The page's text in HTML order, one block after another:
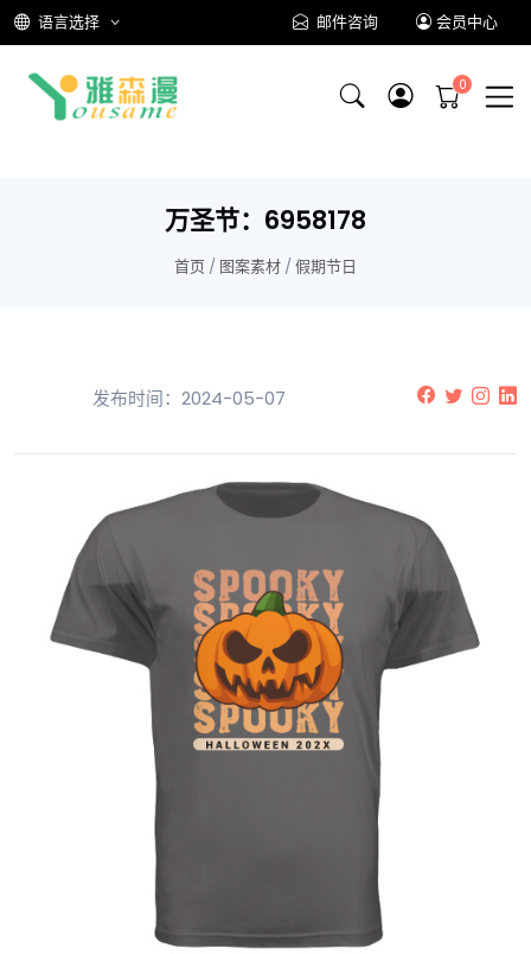
语言选择 邮件咨询 会员中心
万圣节：6958178
首页 / 图案素材 / 假期节日
发布时间：2024-05-07